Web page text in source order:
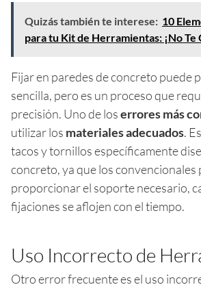
Quizás también te interese: 10
para tu Kit de Herramientas: ¡No Te
Fijar en paredes de concreto puede
sencilla, pero es un proceso que
precisión. Uno de loserrores más
utilizar los materiales adecuados.
tacos y tornillos específicamente
concreto, ya que los convencionales
proporcionar el soporte necesario,
fijaciones se aflojen con el tiempo.
Uso Incorrecto de
Otro error frecuente es el uso